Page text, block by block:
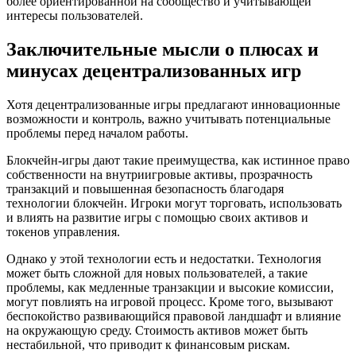
интересы пользователей.
Заключительные мысли о плюсах и
минусах децентрализованных игр
Хотя децентрализованные игры предлагают инновационные
возможности и контроль, важно учитывать потенциальные
проблемы перед началом работы.
Блокчейн-игры дают такие преимущества, как истинное право
собственности на внутриигровые активы, прозрачность
транзакций и повышенная безопасность благодаря
технологии блокчейн. Игроки могут торговать, использовать
и влиять на развитие игры с помощью своих активов и
токенов управления.
Однако у этой технологии есть и недостатки. Технология
может быть сложной для новых пользователей, а такие
проблемы, как медленные транзакции и высокие комиссии,
могут повлиять на игровой процесс. Кроме того, вызывают
беспокойство развивающийся правовой ландшафт и влияние
на окружающую среду. Стоимость активов может быть
нестабильной, что приводит к финансовым рискам.